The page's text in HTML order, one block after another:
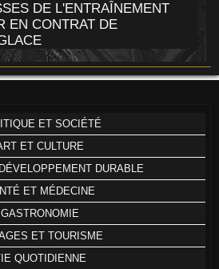
DE L'ENTRAÎNEMENT
EN CONTRAT DE
ET SOCIÉTÉ
ET CULTURE
DURABLE
ET MÉDECINE
GASTRONOMIE
ET TOURISME
QUOTIDIENNE